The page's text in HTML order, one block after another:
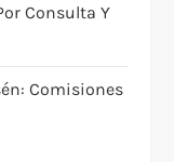
Consulta Y
Comisiones